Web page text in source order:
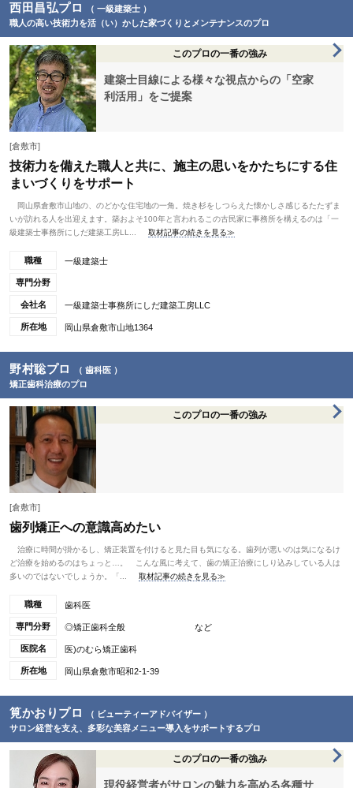
西田昌弘プロ
（ 一級建築士 ）
職人の高い技術力を活（い）かした家づくりとメンテナンスのプロ
このプロの一番の強み
建築士目線による様々な視点からの「空家
利活用」をご提案
[倉敷市]
技術力を備えた職人と共に、施主の思いをかたちにする住
まいづくりをサポート
岡山県倉敷市山地の、のどかな住宅地の一角。焼き杉をしつらえた懐かしさ感じるたたずま
いが訪れる人を出迎えます。築およそ100年と言われるこの古民家に事務所を構えるのは「一
級建築士事務所にしだ建築工房LL...
取材記事の続きを見る≫
職種 一級建築士
専門分野
会社名 一級建築士事務所にしだ建築工房LLC
所在地 岡山県倉敷市山地1364
野村聡プロ
（ 歯科医 ）
矯正歯科治療のプロ
このプロの一番の強み
[倉敷市]
歯列矯正への意識高めたい
治療に時間が掛かるし、矯正装置を付けると見た目も気になる。歯列が悪いのは気になるけ
ど治療を始めるのはちょっと…。 こんな風に考えて、歯の矯正治療にしり込みしている人は
多いのではないでしょうか。「...
取材記事の続きを見る≫
職種 歯科医
専門分野 ◎矯正歯科全般 など
医院名 医)のむら矯正歯科
所在地 岡山県倉敷市昭和2-1-39
筧かおりプロ
（ ビューティーアドバイザー ）
サロン経営を支え、多彩な美容メニュー導入をサポートするプロ
このプロの一番の強み
現役経営者がサロンの魅力を高める各種サ